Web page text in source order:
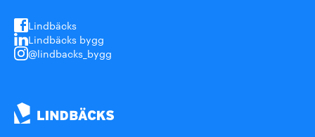
Lindbäcks
Lindbäcks bygg
@lindbacks_bygg